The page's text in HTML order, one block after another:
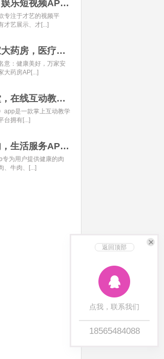
返回顶部
点我，联系我们
18565484088
对手，娱乐短视频APP开发经典案例
专注于才艺的视频平
才艺展示、才[...]
好万家大药房，医疗健康APP开发经典案例
意：健康美好，万家安
大药房AP[...]
加课堂，在线互动教育APP经典案例
app是一款掌上互动教学
台拥有[...]
健康肉，生活服务APP开发经典案例
专为用户提供健康的肉
、牛肉、[...]